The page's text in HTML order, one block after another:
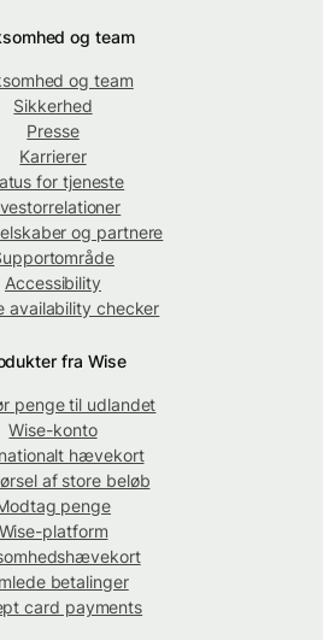
og team
og team
Sikkerhed
Presse
Karrierer
for tjeneste
og partnere
Accessibility
availability checker
fra Wise
penge til udlandet
Wise-konto
hævekort
af store beløb
penge
Wise-platform
betalinger
card payments